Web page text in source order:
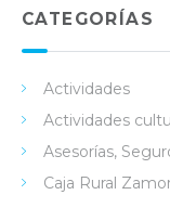
in
ok
e
CATEGORÍAS
Actividades
Actividades
Asesorías,
Caja Rural